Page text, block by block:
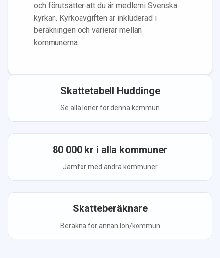
och förutsätter att du är medlemi Svenska
kyrkan. Kyrkoavgiften är inkluderad i
beräkningen och varierar mellan
kommunerna.
Skattetabell Huddinge
Se alla löner för denna kommun
80 000 kr i alla kommuner
Jämför med andra kommuner
Skatteberäknare
Beräkna för annan lön/kommun